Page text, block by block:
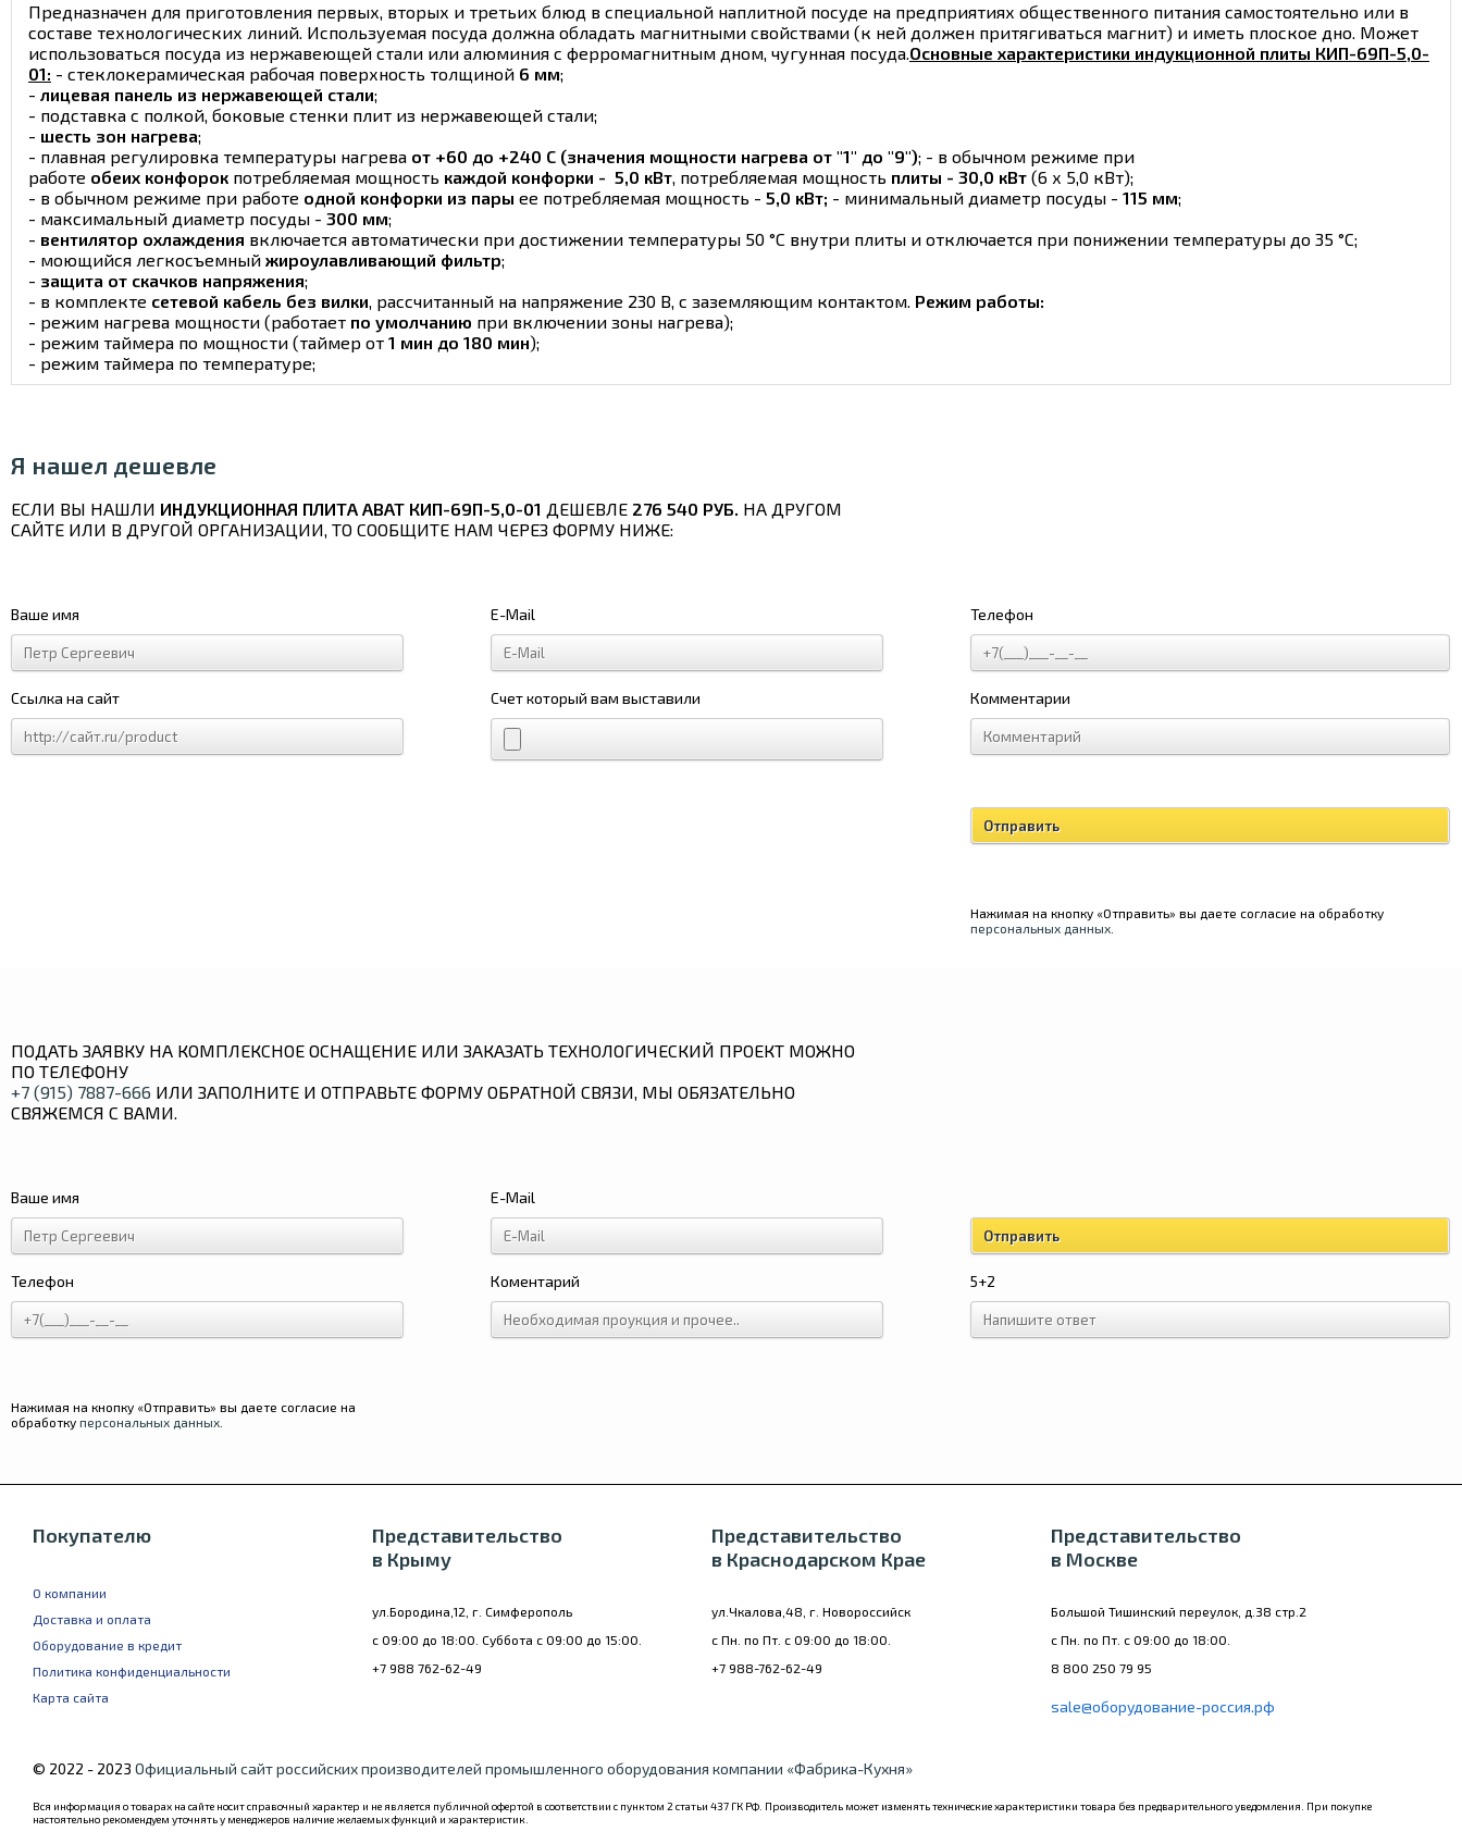
Предназначен для приготовления первых, вторых и третьих блюд в специальной наплитной посуде на предприятиях общественного питания самостоятельно или в
составе технологических линий. Используемая посуда должна обладать магнитными свойствами (к ней должен притягиваться магнит) и иметь плоское дно. Может
использоваться посуда из нержавеющей стали или алюминия с ферромагнитным дном, чугунная посуда.Основные характеристики индукционной плиты КИП-69П-5,0-
01: - стеклокерамическая рабочая поверхность толщиной 6 мм;
- лицевая панель из нержавеющей стали;
- подставка с полкой, боковые стенки плит из нержавеющей стали;
- шесть зон нагрева;
- плавная регулировка температуры нагрева от +60 до +240 С (значения мощности нагрева от "1" до "9"); - в обычном режиме при
работе обеих конфорок потребляемая мощность каждой конфорки - 5,0 кВт, потребляемая мощность плиты - 30,0 кВт (6 х 5,0 кВт);
- в обычном режиме при работе одной конфорки из пары ее потребляемая мощность - 5,0 кВт; - минимальный диаметр посуды - 115 мм;
- максимальный диаметр посуды - 300 мм;
- вентилятор охлаждения включается автоматически при достижении температуры 50 °С внутри плиты и отключается при понижении температуры до 35 °С;
- моющийся легкосъемный жироулавливающий фильтр;
- защита от скачков напряжения;
- в комплекте сетевой кабель без вилки, рассчитанный на напряжение 230 В, с заземляющим контактом. Режим работы:
- режим нагрева мощности (работает по умолчанию при включении зоны нагрева);
- режим таймера по мощности (таймер от 1 мин до 180 мин);
- режим таймера по температуре;
Я нашел дешевле
ЕСЛИ ВЫ НАШЛИ ИНДУКЦИОННАЯ ПЛИТА ABAT КИП-69П-5,0-01 ДЕШЕВЛЕ 276 540 РУБ. НА ДРУГОМ
САЙТЕ ИЛИ В ДРУГОЙ ОРГАНИЗАЦИИ, ТО СООБЩИТЕ НАМ ЧЕРЕЗ ФОРМУ НИЖЕ:
Ваше имя E-Mail Телефон
Ссылка на сайт Счет который вам выставили Комментарии
Нажимая на кнопку «Отправить» вы даете согласие на обработку
персональных данных.
ПОДАТЬ ЗАЯВКУ НА КОМПЛЕКСНОЕ ОСНАЩЕНИЕ ИЛИ ЗАКАЗАТЬ ТЕХНОЛОГИЧЕСКИЙ ПРОЕКТ МОЖНО
ПО ТЕЛЕФОНУ
+7 (915) 7887-666 ИЛИ ЗАПОЛНИТЕ И ОТПРАВЬТЕ ФОРМУ ОБРАТНОЙ СВЯЗИ, МЫ ОБЯЗАТЕЛЬНО
СВЯЖЕМСЯ С ВАМИ.
Ваше имя E-Mail
Телефон Коментарий 5+2
Нажимая на кнопку «Отправить» вы даете согласие на
обработку персональных данных
Покупателю
О компании
Доставка и оплата
Оборудование в кредит
Политика конфиденциальности
Карта сайта
Представительство
в Крыму
ул.Бородина,12, г. Симферополь
с 09:00 до 18:00. Суббота с 09:00 до 15:00.
+7 988 762-62-49
Представительство
в Краснодарском Крае
ул.Чкалова,48, г. Новороссийск
с Пн. по Пт. с 09:00 до 18:00.
+7 988-762-62-49
Представительство
в Москве
Большой Тишинский переулок, д.38 стр.2
с Пн. по Пт. с 09:00 до 18:00.
8 800 250 79 95
sale@оборудование-россия.рф
© 2022 - 2023 Официальный сайт российских производителей промышленного оборудования компании «Фабрика-Кухня»
Вся информация о товарах на сайте носит справочный характер и не является публичной офертой в соответствии с пунктом 2 статьи 437 ГК РФ. Производитель может изменять технические характеристики товара без предварительного уведомления. При покупке
настоятельно рекомендуем уточнять у менеджеров наличие желаемых функций и характеристик.